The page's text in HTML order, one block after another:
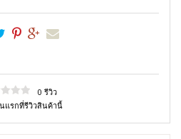
0 รีวิว
แรกที่รีวิวสินค้านี้